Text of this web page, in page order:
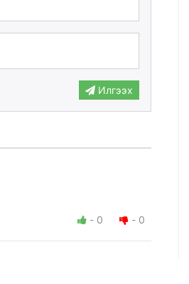
Илгээх
- 0 - 0